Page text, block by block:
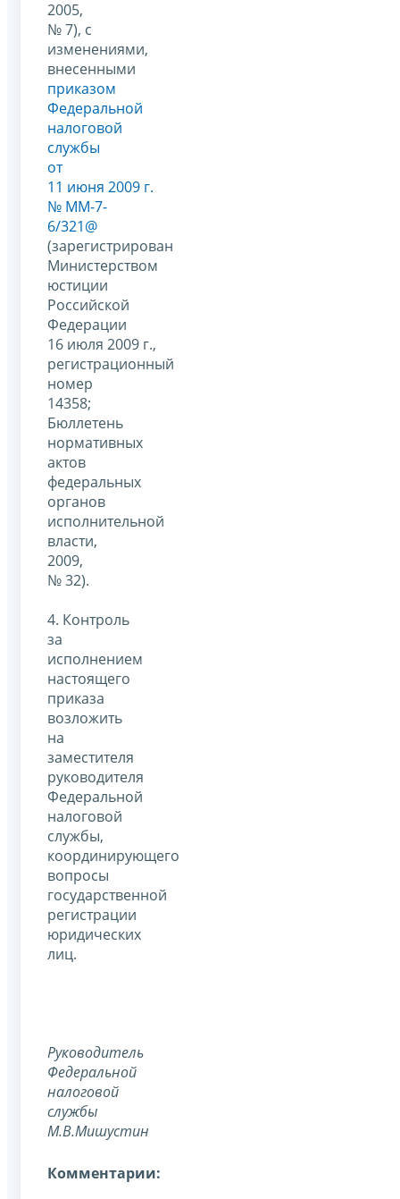
2005,
№ 7), с
изменениями,
внесенными
приказом
Федеральной
налоговой
службы
от
11 июня 2009 г.
№ ММ-7-
6/321@
(зарегистрирован
Министерством
юстиции
Российской
Федерации
16 июля 2009 г.,
регистрационный
номер
14358;
Бюллетень
нормативных
актов
федеральных
органов
исполнительной
власти,
2009,
№ 32).
4. Контроль
за
исполнением
настоящего
приказа
возложить
на
заместителя
руководителя
Федеральной
налоговой
службы,
координирующего
вопросы
государственной
регистрации
юридических
лиц.
Руководитель
Федеральной
налоговой
службы
М.В.Мишустин
Комментарии: